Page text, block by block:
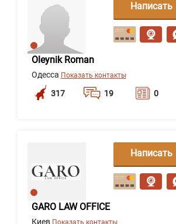
Oleynik Roman
Одесса Показать контакты
317 19 0
Написать
сообщение
GARO LAW OFFICE
Киев Показать контакты
Написать
сообщение